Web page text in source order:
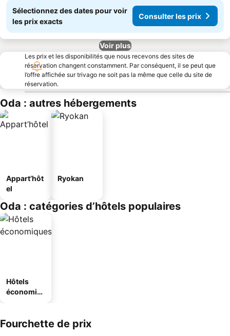
Sélectionnez des dates pour voir
les prix exacts
Consulter les prix
Voir plus
Les prix et les disponibilités que nous recevons des sites de
réservation changent constamment. Par conséquent, il se peut que
l’offre affichée sur trivago ne soit pas la même que celle du site de
réservation.
Oda : autres hébergements
Appart’hôt
el
Ryokan
Oda : catégories d’hôtels populaires
Hôtels
économiq
Fourchette de prix